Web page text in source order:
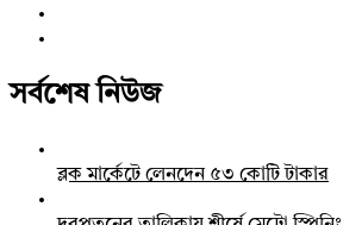
সর্বশেষ নিউজ
ব্লক মার্কেটে লেনদেন ৫৩ কোটি টাকার